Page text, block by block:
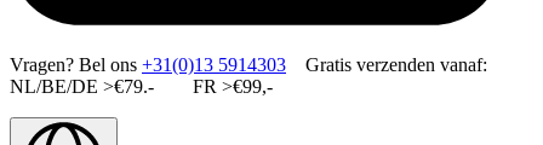
Vragen? Bel ons +31(0)13 5914303 Gratis verzenden vanaf:
NL/BE/DE >€79.- FR >€99,-